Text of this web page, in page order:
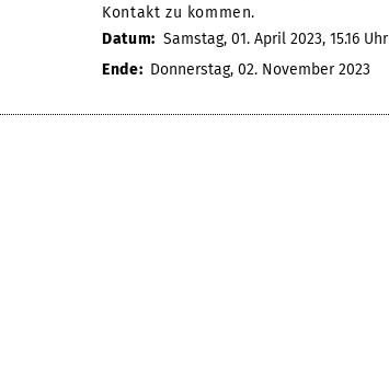
Kontakt zu kommen.
Datum: Samstag, 01. April 2023, 15.16 Uhr
Ende: Donnerstag, 02. November 2023